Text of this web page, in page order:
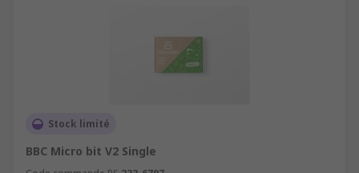
Stock limité
BBC Micro bit V2 Single